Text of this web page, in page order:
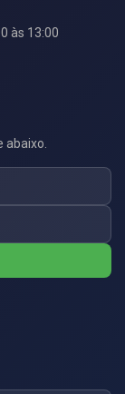
às 13:00
abaixo.